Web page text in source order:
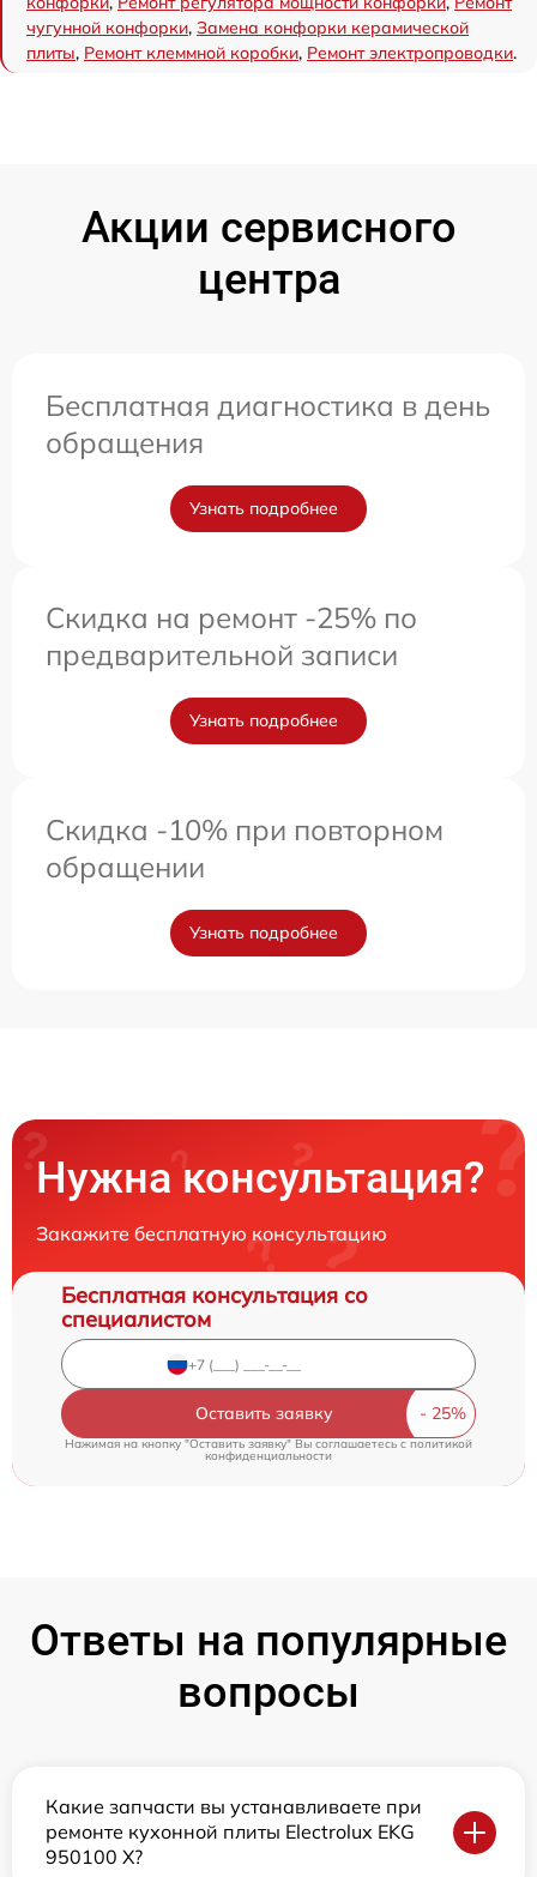
чугунной конфорки, Замена конфорки керамической
плиты, Ремонт клеммной коробки, Ремонт электропроводки.
Акции сервисного
центра
Бесплатная диагностика в день
обращения
Узнать подробнее
Скидка на ремонт -25% по
предварительной записи
Узнать подробнее
Скидка -10% при повторном
обращении
Узнать подробнее
Нужна консультация?
Закажите бесплатную консультацию
Бесплатная консультация со
специалистом
Оставить заявку
Нажимая на кнопку "Оставить заявку" Вы соглашаетесь cполитикой
конфиденциальности
Ответы на популярные
вопросы
Какие запчасти вы устанавливаете при
ремонте кухонной плиты Electrolux EKG
950100 X?